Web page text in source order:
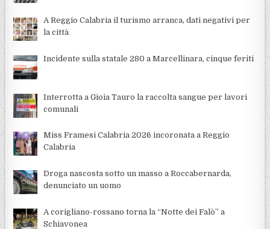
A Reggio Calabria il turismo arranca, dati negativi per
la città
Incidente sulla statale 280 a Marcellinara, cinque feriti
Interrotta a Gioia Tauro la raccolta sangue per lavori
comunali
Miss Framesi Calabria 2026 incoronata a Reggio
Calabria
Droga nascosta sotto un masso a Roccabernarda,
denunciato un uomo
A corigliano-rossano torna la “Notte dei Falò” a
Schiavonea